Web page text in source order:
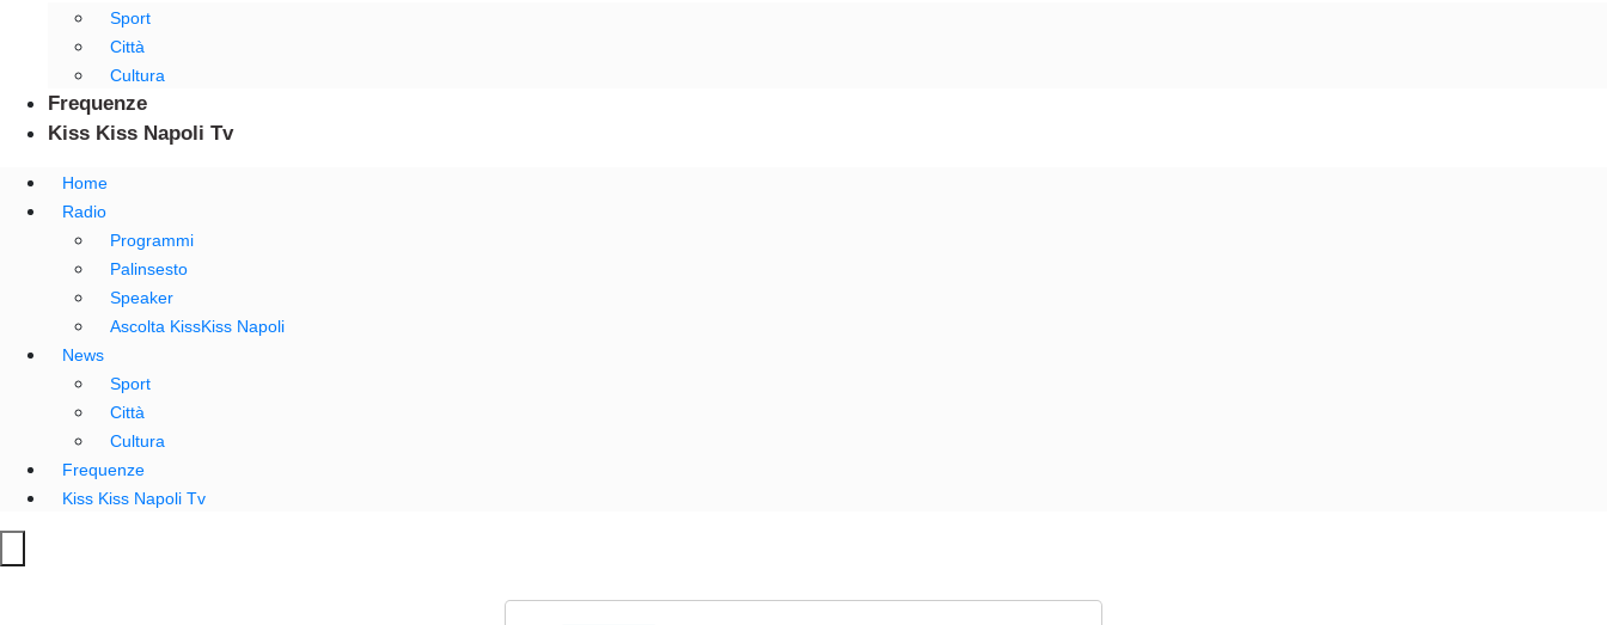
Sport
Città
Cultura
Frequenze
Kiss Kiss Napoli Tv
Home
Radio
Programmi
Palinsesto
Speaker
Ascolta KissKiss Napoli
News
Sport
Città
Cultura
Frequenze
Kiss Kiss Napoli Tv